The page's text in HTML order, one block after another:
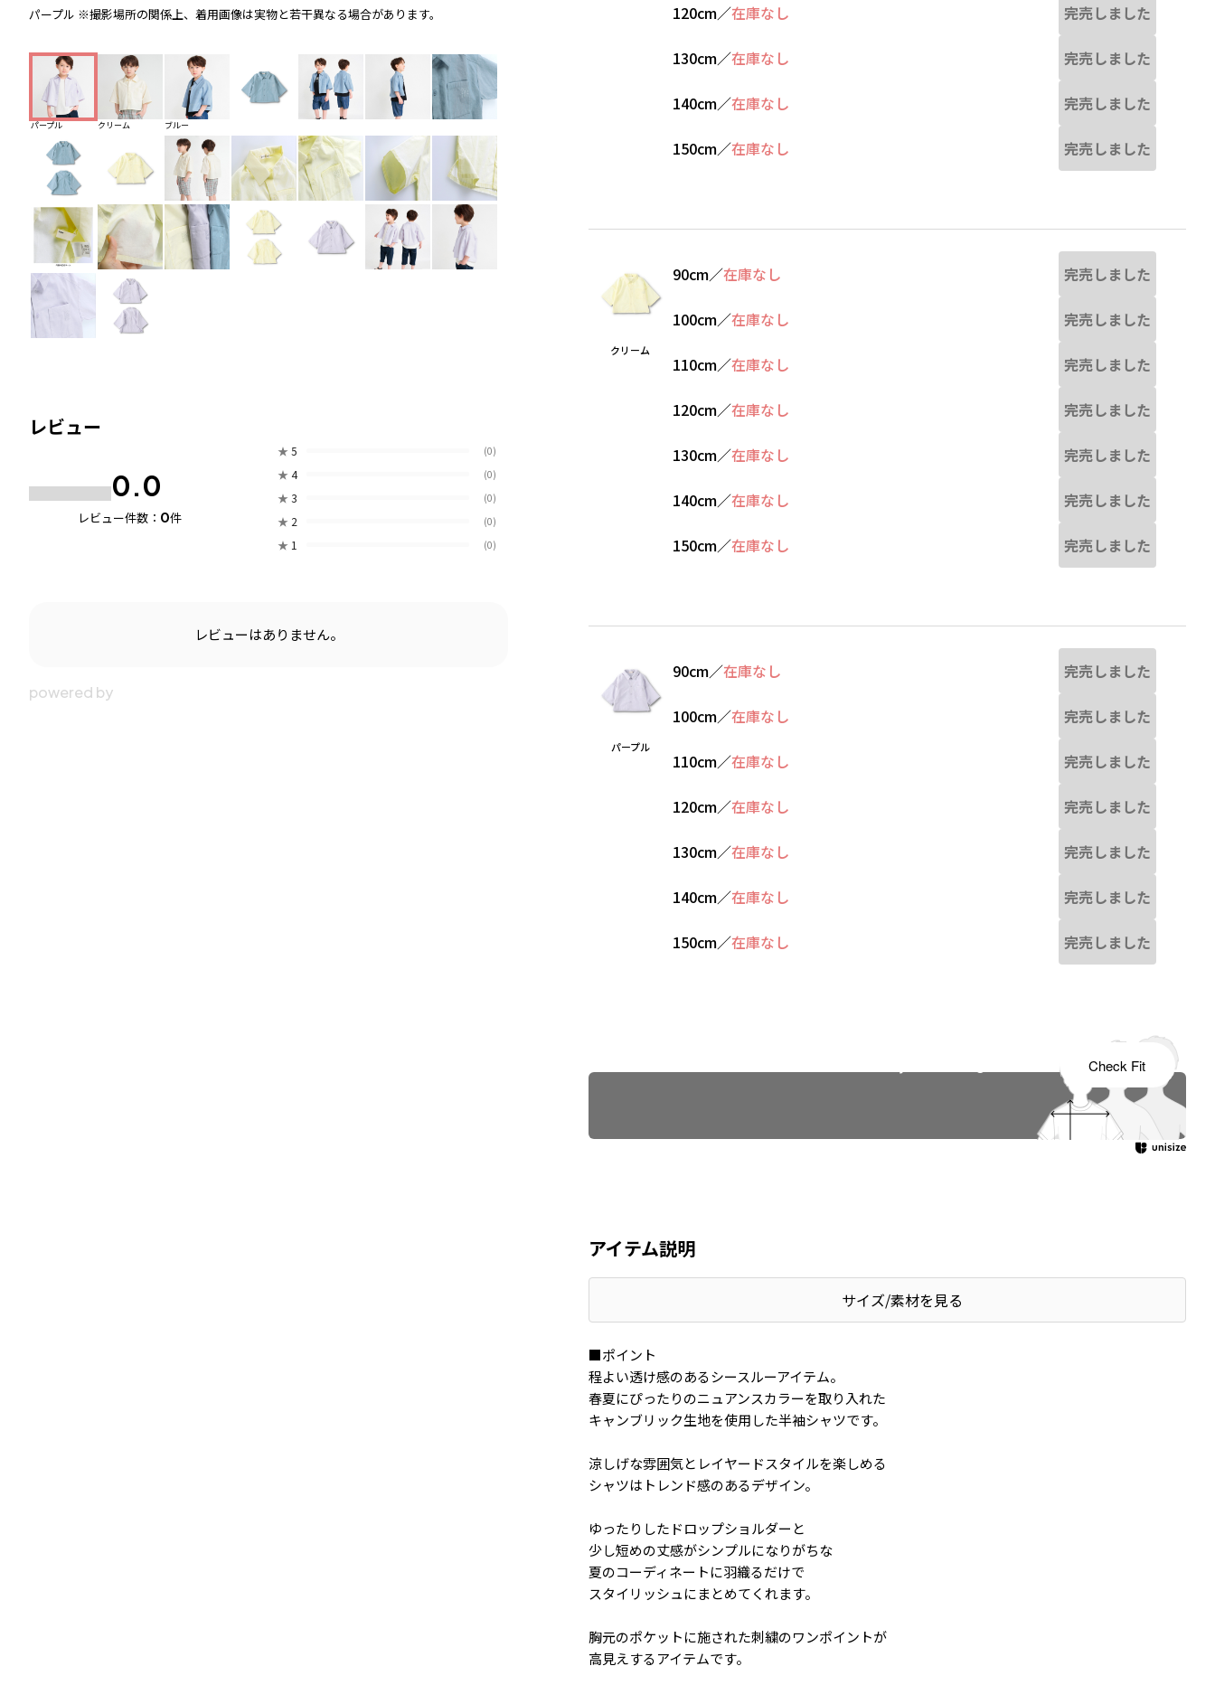
パープル ※撮影場所の関係上、着用画像は実物と若干異なる場合があります。 ※撮影場所の関係上、着用画像は実物と若干異なる場合があります。 ※撮影場所の関係上、着用画像は
パープル クリーム ブルー
レビュー
0.0
レビュー件数： 0件
★ 5 (0)
★ 4 (0)
★ 3 (0)
★ 2 (0)
★ 1 (0)
レビューはありません。
120cm／在庫なし 完売しました
130cm／在庫なし 完売しました
140cm／在庫なし 完売しました
150cm／在庫なし 完売しました
クリーム
90cm／在庫なし 完売しました
100cm／在庫なし 完売しました
110cm／在庫なし 完売しました
120cm／在庫なし 完売しました
130cm／在庫なし 完売しました
140cm／在庫なし 完売しました
150cm／在庫なし 完売しました
パープル
90cm／在庫なし 完売しました
100cm／在庫なし 完売しました
110cm／在庫なし 完売しました
120cm／在庫なし 完売しました
130cm／在庫なし 完売しました
140cm／在庫なし 完売しました
150cm／在庫なし 完売しました
アイテム説明
サイズ/素材を見る
■ポイント
程よい透け感のあるシースルーアイテム。
春夏にぴったりのニュアンスカラーを取り入れた
キャンブリック生地を使用した半袖シャツです。
涼しげな雰囲気とレイヤードスタイルを楽しめる
シャツはトレンド感のあるデザイン。
ゆったりしたドロップショルダーと
少し短めの丈感がシンプルになりがちな
夏のコーディネートに羽織るだけで
スタイリッシュにまとめてくれます。
胸元のポケットに施された刺繍のワンポイントが
高見えするアイテムです。
Check Fit